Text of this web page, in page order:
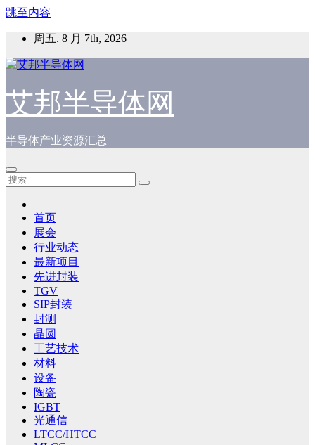
跳至内容
周五. 8 月 7th, 2026
艾邦半导体网
半导体产业资源汇总
首页
展会
行业动态
最新项目
先进封装
TGV
SIP封装
封测
晶圆
工艺技术
材料
设备
陶瓷
IGBT
光通信
LTCC/HTCC